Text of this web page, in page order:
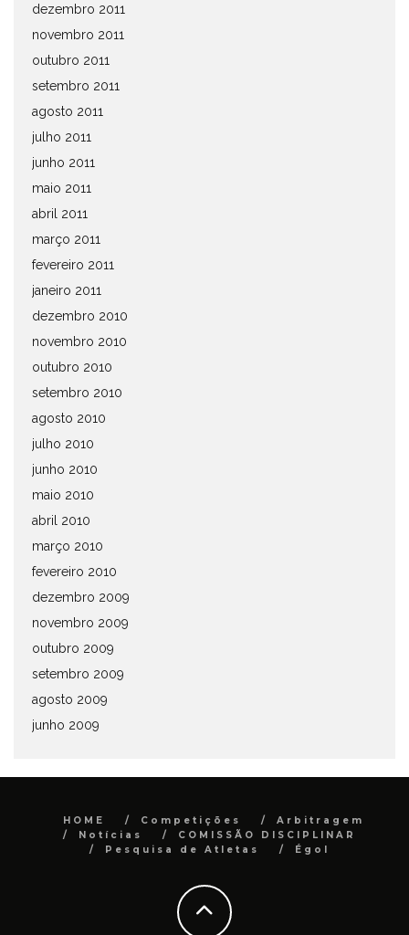
dezembro 2011
novembro 2011
outubro 2011
setembro 2011
agosto 2011
julho 2011
junho 2011
maio 2011
abril 2011
março 2011
fevereiro 2011
janeiro 2011
dezembro 2010
novembro 2010
outubro 2010
setembro 2010
agosto 2010
julho 2010
junho 2010
maio 2010
abril 2010
março 2010
fevereiro 2010
dezembro 2009
novembro 2009
outubro 2009
setembro 2009
agosto 2009
junho 2009
HOME Competições
Arbitragem
Notícias
COMISSÃO DISCIPLINAR
Pesquisa de Atletas
Égol